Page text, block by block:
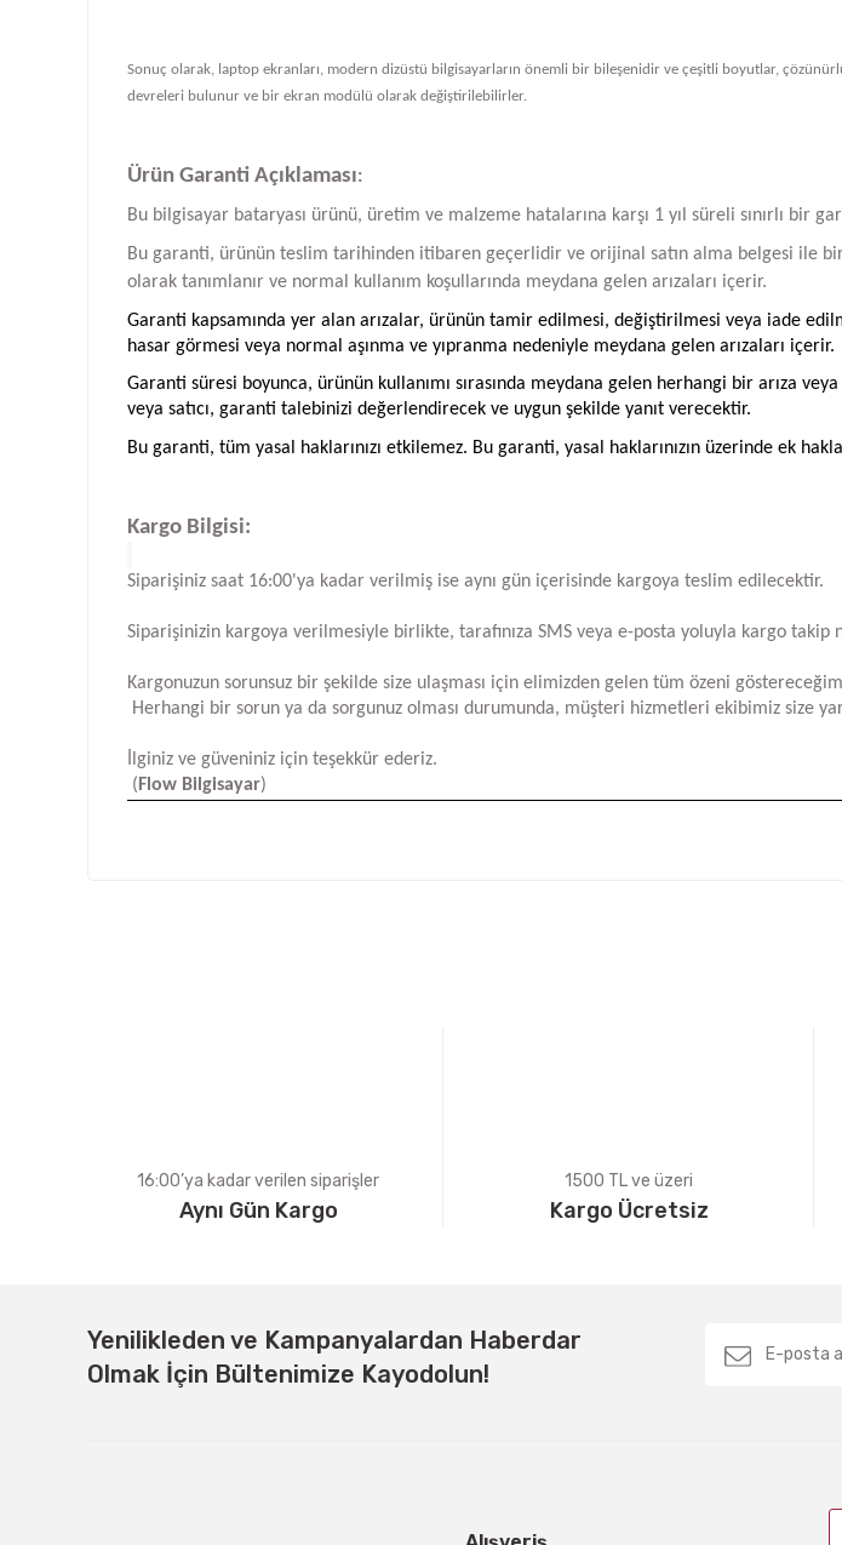
Sonuç olarak, laptop ekranları, modern dizüstü bilgisayarların önemli bir bileşenidir ve çeşitli boyutlar,
devreleri bulunur ve bir ekran modülü olarak değiştirilebilirler.
Ürün Garanti Açıklaması:
Bu bilgisayar bataryası ürünü, üretim ve malzeme hatalarına karşı 1 yıl süreli sınırlı bir
Bu garanti, ürünün teslim tarihinden itibaren geçerlidir ve orijinal satın alma belgesi ile
olarak tanımlanır ve normal kullanım koşullarında meydana gelen arızaları içerir.
Garanti kapsamında yer alan arızalar, ürünün tamir edilmesi, değiştirilmesi veya iade
hasar görmesi veya normal aşınma ve yıpranma nedeniyle meydana gelen arızaları içerir.
Garanti süresi boyunca, ürünün kullanımı sırasında meydana gelen herhangi bir arıza
veya satıcı, garanti talebinizi değerlendirecek ve uygun şekilde yanıt verecektir.
Bu garanti, tüm yasal haklarınızı etkilemez. Bu garanti, yasal haklarınızın üzerinde ek
Kargo Bilgisi:
Siparişiniz saat 16:00'ya kadar verilmiş ise aynı gün içerisinde kargoya teslim edilecektir.
Siparişinizin kargoya verilmesiyle birlikte, tarafınıza SMS veya e-posta yoluyla kargo
Kargonuzun sorunsuz bir şekilde size ulaşması için elimizden gelen tüm özeni
Herhangi bir sorun ya da sorgunuz olması durumunda, müşteri hizmetleri ekibimiz size
İlginiz ve güveniniz için teşekkür ederiz.
( Flow Bilgisayar)
16:00’ya kadar verilen siparişler
Aynı Gün Kargo
1500 TL ve üzeri
Kargo Ücretsiz
Yenilikleden ve Kampanyalardan Haberdar
Olmak İçin Bültenimize Kayodolun!